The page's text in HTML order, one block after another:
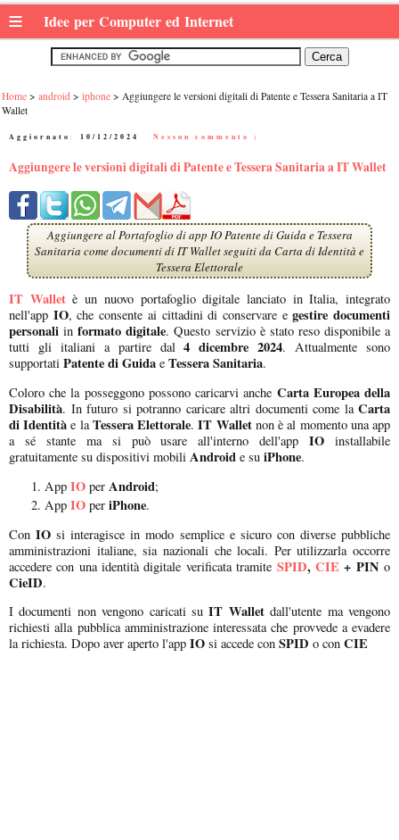
≡ Idee per Computer ed Internet
Home android iphone
Aggiungere le versioni digitali di Patente e Tessera Sanitaria a IT
Wallet
Aggiornato: 10/12/2024 Nessun commento :
Aggiungere le versioni digitali di Patente e Tessera Sanitaria a IT Wallet
Aggiungere al Portafoglio di app IO Patente di Guida e Tessera
Sanitaria come documenti di IT Wallet seguiti da Carta di Identità e
Tessera Elettorale
IT Walletè un nuovo portafoglio digitale lanciato in Italia, integrato
nell'app IO, che consente ai cittadini di conservare egestire documenti
personali informato digitale. Questo servizio è stato reso disponibile a
tutti gli italiani a partire dal4 dicembre 2024. Attualmente sono
supportati Patente di Guida e Tessera Sanitaria.
Coloro che la posseggono possono caricarvi anche Carta Europea della
Disabilità. In futuro si potranno caricare altri documenti come laCarta
di Identità e laTessera Elettorale.IT Walletnon è al momento una app
a sé stante ma si può usare all'interno dell'appIO installabile
gratuitamente su dispositivi mobili Android e su iPhone.
App IO per Android;
App IO per iPhone.
ConIOsi interagisce in modo semplice e sicuro con diverse pubbliche
amministrazioni italiane, sia nazionali che locali. Per utilizzarla occorre
accedere con una identità digitale verificata tramite SPID, CIE+ PIN o
CieID.
I documenti non vengono caricati suIT Walletdall'utente ma vengono
richiesti alla pubblica amministrazione interessata che provvede a evadere
la richiesta. Dopo aver aperto l'app IO si accede con SPID o con CIE